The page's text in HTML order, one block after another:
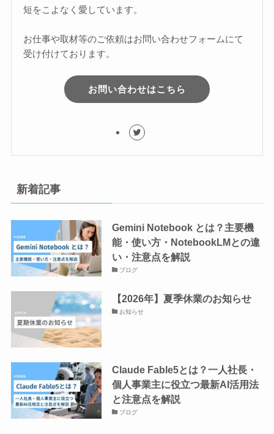
短をこよなく愛しています。
お仕事や取材等のご依頼はお問い合わせフォームにて
受け付けております。
お問い合わせはこちら
新着記事
Gemini Notebook とは？主要機
能・使い方・NotebookLMとの違
い・注意点を解説
ブログ
【2026年】夏季休業のお知らせ
お知らせ
Claude Fable5とは？一人社長・
個人事業主に役立つ最新AI活用法
と注意点を解説
ブログ